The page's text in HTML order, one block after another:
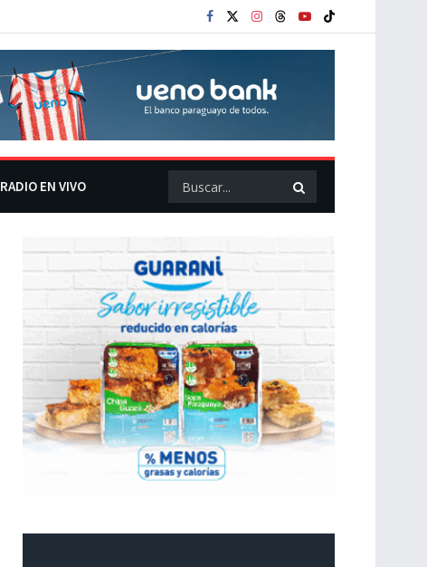
RADIO EN VIVO